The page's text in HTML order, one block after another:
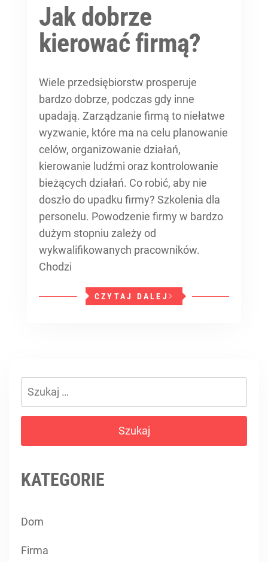
Jak dobrze
kierować firmą?
Wiele przedsiębiorstw prosperuje
bardzo dobrze, podczas gdy inne
upadają. Zarządzanie firmą to niełatwe
wyzwanie, które ma na celu planowanie
celów, organizowanie działań,
kierowanie ludźmi oraz kontrolowanie
bieżących działań. Co robić, aby nie
doszło do upadku firmy? Szkolenia dla
personelu. Powodzenie firmy w bardzo
dużym stopniu zależy od
wykwalifikowanych pracowników.
Chodzi
CZYTAJ DALEJ
Szukaj:
KATEGORIE
Dom
Firma